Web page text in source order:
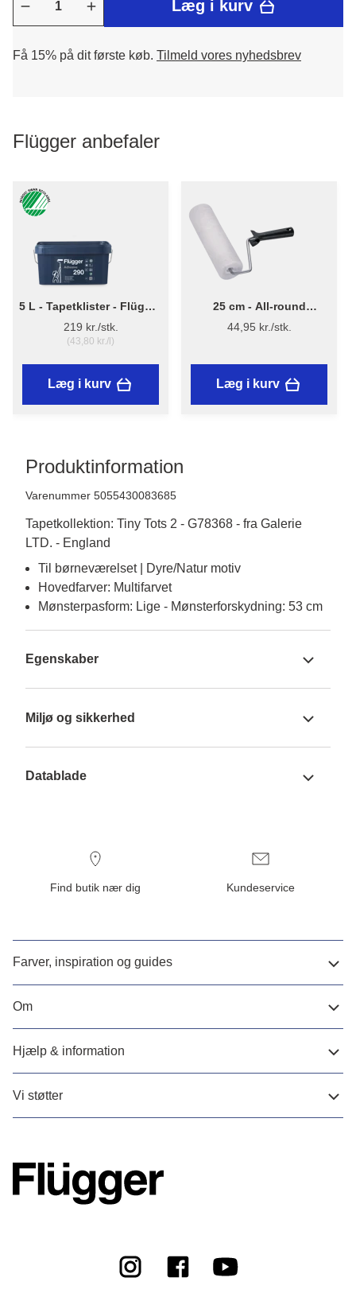
Læg i kurv
Få 15% på dit første køb. Tilmeld vores nyhedsbrev
Flügger anbefaler
5 L - Tapetklister - Flügger
Adhesive 290
219 kr./stk.
(43,80 kr./l)
Læg i kurv
25 cm - All-round
Malerrulle m/skaft
44,95 kr./stk.
Læg i kurv
Produktinformation
Varenummer 5055430083685
Tapetkollektion: Tiny Tots 2 - G78368 - fra Galerie
LTD. - England
Til børneværelset | Dyre/Natur motiv
Hovedfarver: Multifarvet
Mønsterpasform: Lige - Mønsterforskydning: 53 cm
Egenskaber
Miljø og sikkerhed
Datablade
Find butik nær dig Kundeservice
Farver, inspiration og guides
Om
Hjælp & information
Vi støtter